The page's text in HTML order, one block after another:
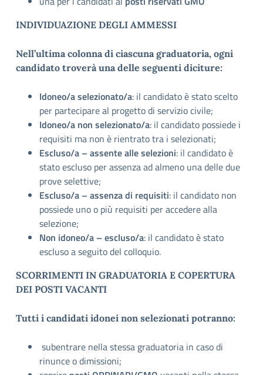
INDIVIDUAZIONE DEGLI AMMESSI
Nell’ultima colonna di ciascuna graduatoria, ogni
candidato troverà una delle seguenti diciture:
Idoneo/a selezionato/a: il candidato è stato scelto
per partecipare al progetto di servizio civile;
Idoneo/a non selezionato/a: il candidato possiede i
requisiti ma non è rientrato tra i selezionati;
Escluso/a – assente alle selezioni: il candidato è
stato escluso per assenza ad almeno una delle due
prove selettive;
Escluso/a – assenza di requisiti: il candidato non
possiede uno o più requisiti per accedere alla
selezione;
Non idoneo/a – escluso/a: il candidato è stato
escluso a seguito del colloquio.
SCORRIMENTI IN GRADUATORIA E COPERTURA
DEI POSTI VACANTI
Tutti i candidati idonei non selezionati potranno:
subentrare nella stessa graduatoria in caso di
rinunce o dimissioni;